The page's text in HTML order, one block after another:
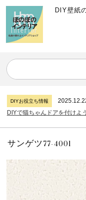
DIY壁紙
DIYお役立ち情報
サンゲツリザーブの壁紙につ
糊付け壁紙のポイントについ
DIYお役立ち情報
DIYお役立ち情報
2024.7.11
サンゲツリザーブの壁紙につ
DIYお役立ち情報 2026.7.31
糊付け壁紙のポイントについ
DIYで猫ちゃんドアを付けよ
DIYお役立ち情報
2024.7.11
サンゲツリザーブの壁紙につ
サンゲツ77-4001